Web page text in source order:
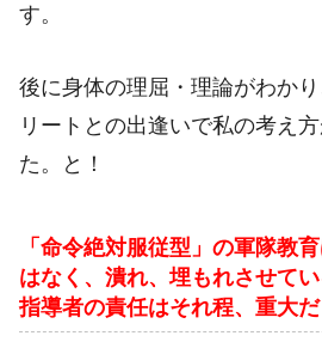
す。
後に身体の理屈・理論がわか
リートとの出逢いで私の考え
た。と！
「命令絶対服従型」の軍隊教
はなく、潰れ、埋もれさせてい
指導者の責任はそれ程、重大だ